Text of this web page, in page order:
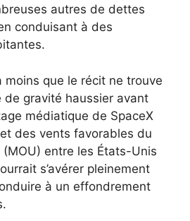
autres de dettes
conduisant à des
moins que le récit ne trouve
de gravité haussier avant
médiatique de SpaceX
et des vents favorables du
(MOU) entre les États-Unis
s’avérer pleinement
à un effondrement